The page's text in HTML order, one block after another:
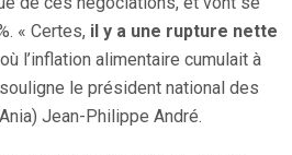
« Certes, il y a une rupture nette
où l’inflation alimentaire cumulait à
le président national des
Jean-Philippe André.